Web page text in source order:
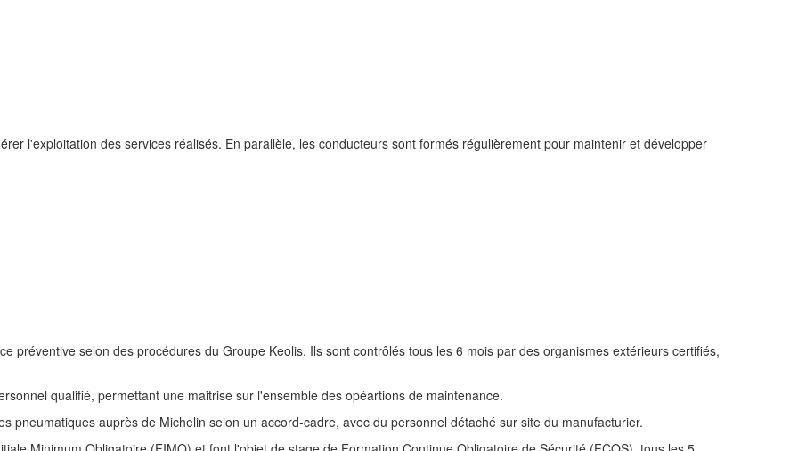
l'exploitation des services réalisés. En parallèle, les conducteurs sont formés régulièrement pour maintenir et développer
préventive selon des procédures du Groupe Keolis. Ils sont contrôlés tous les 6 mois par des organismes extérieurs certifiés,
qualifié, permettant une maitrise sur l'ensemble des opéartions de maintenance.
pneumatiques auprès de Michelin selon un accord-cadre, avec du personnel détaché sur site du manufacturier.